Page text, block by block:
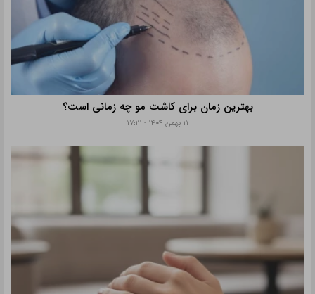
بهترین زمان برای کاشت مو چه زمانی است؟
۱۱ بهمن ۱۴۰۴ - ۱۷:۲۱